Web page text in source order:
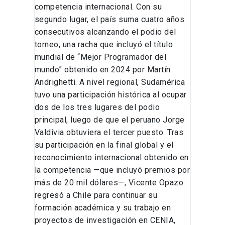
competencia internacional. Con su
segundo lugar, el país suma cuatro años
consecutivos alcanzando el podio del
torneo, una racha que incluyó el título
mundial de “Mejor Programador del
mundo” obtenido en 2024 por Martín
Andrighetti. A nivel regional, Sudamérica
tuvo una participación histórica al ocupar
dos de los tres lugares del podio
principal, luego de que el peruano Jorge
Valdivia obtuviera el tercer puesto. Tras
su participación en la final global y el
reconocimiento internacional obtenido en
la competencia —que incluyó premios por
más de 20 mil dólares—, Vicente Opazo
regresó a Chile para continuar su
formación académica y su trabajo en
proyectos de investigación en CENIA,